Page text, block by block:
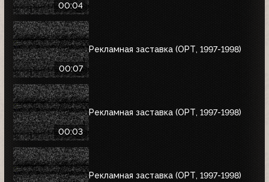
00:04
00:07
Рекламная заставка (ОРТ, 1997-1998)
00:03
Рекламная заставка (ОРТ, 1997-1998)
Рекламная заставка (ОРТ, 1997-1998)